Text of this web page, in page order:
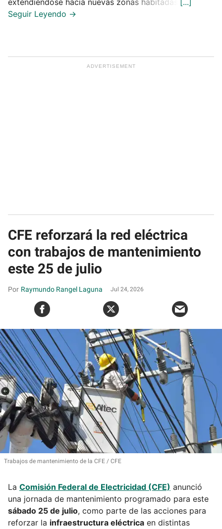
CFE reforzará la red eléctrica
con trabajos de mantenimiento
este 25 de julio
Raymundo Rangel Laguna Jul 24, 2026
Trabajos de mantenimiento de la CFE CFE
La Comisión Federal de Electricidad (CFE) anunció
una jornada de mantenimiento programado para este
sábado 25 de julio, como parte de las acciones para
reforzar la infraestructura eléctrica en distintas